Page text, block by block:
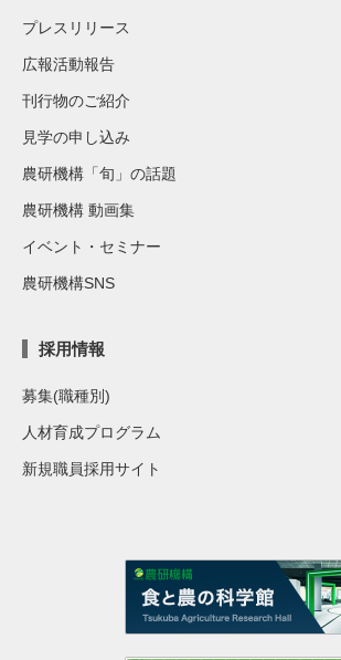
プレスリリース
広報活動報告
刊行物のご紹介
見学の申し込み
農研機構「旬」の話題
農研機構 動画集
イベント・セミナー
農研機構SNS
採用情報
募集(職種別)
人材育成プログラム
新規職員採用サイト